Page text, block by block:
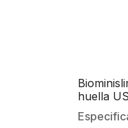
huella